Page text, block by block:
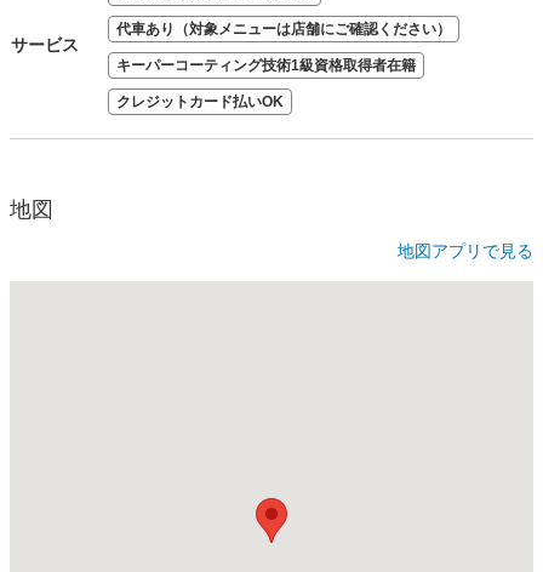
サービス
代車あり（対象メニューは店舗にご確認ください）
キーパーコーティング技術1級資格取得者在籍
クレジットカード払いOK
地図
地図アプリで見る